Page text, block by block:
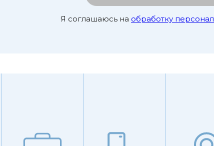
Я соглашаюсь на обработку